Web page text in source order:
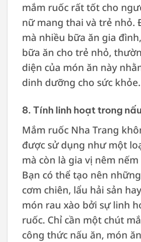
mắm ruốc rất tốt cho
nữ mang thai và trẻ nhỏ.
mà nhiều bữa ăn gia
bữa ăn cho trẻ nhỏ,
diện của món ăn này
dinh dưỡng cho sức khỏe.
8. Tính linh hoạt trong
Mắm ruốc Nha Trang
được sử dụng như một
mà còn là gia vị nêm
Bạn có thể tạo nên
cơm chiên, lẩu hải sản
món rau xào bởi sự linh
ruốc. Chỉ cần một chút
công thức nấu ăn, món